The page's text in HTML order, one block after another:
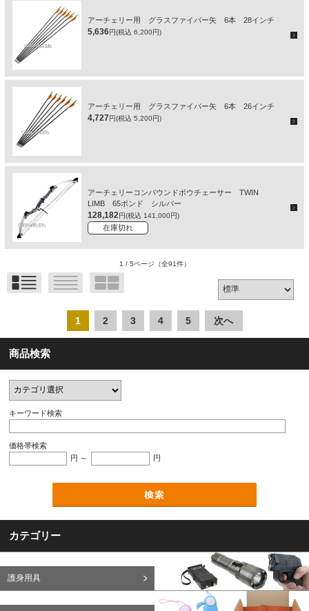
アーチェリー用 グラスファイバー矢 6本 28インチ
5,636円(税込 6,200円)
アーチェリー用 グラスファイバー矢 6本 26インチ
4,727円(税込 5,200円)
アーチェリーコンパウンドボウチェーサー TWIN
LIMB 65ポンド シルバー
128,182円(税込 141,000円)
在庫切れ
1 / 5ページ （全91件）
1 2 3 4 5 次へ
商品検索
キーワード検索
価格帯検索
円 ～
円
カテゴリー
護身用具